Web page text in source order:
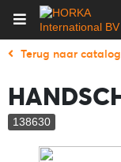
Terug naar
138630